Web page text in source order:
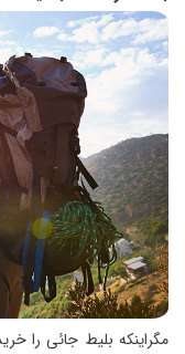
مگراینكه بلیط جائی را